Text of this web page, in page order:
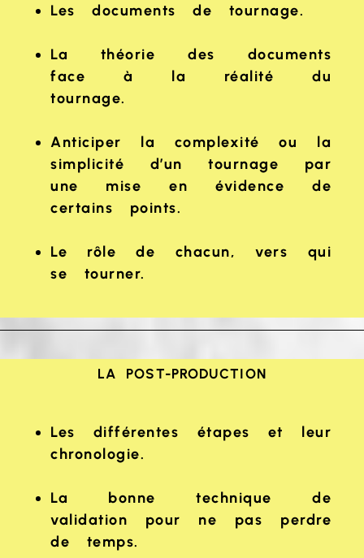
Les documents de tournage.
La théorie des documents
face à la réalité du
tournage.
Anticiper la complexité ou la
simplicité d’un tournage par
une mise en évidence de
certains points.
Le rôle de chacun, vers qui
se tourner.
LA POST-PRODUCTION
Les différentes étapes et leur
chronologie.
La bonne technique de
validation pour ne pas perdre
de temps.